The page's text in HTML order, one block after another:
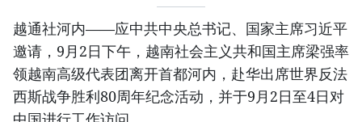
越通社河内——应中共中央总书记、国家主席习近平
邀请，9月2日下午，越南社会主义共和国主席梁强率
领越南高级代表团离开首都河内，赴华出席世界反法
西斯战争胜利80周年纪念活动，并于9月2日至4日对